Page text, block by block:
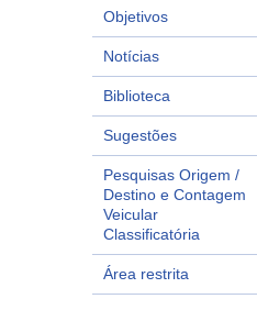
Objetivos
Notícias
Biblioteca
Sugestões
Pesquisas Origem /
Destino e Contagem
Veicular
Classificatória
Área restrita